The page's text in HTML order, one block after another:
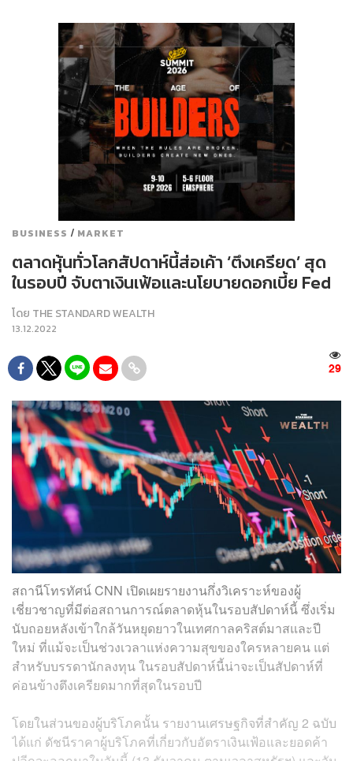
BUSINESS / MARKET
ตลาดหุ้นทั่วโลกสัปดาห์นี้ส่อเค้า ‘ตึงเครียด’ สุด
ในรอบปี จับตาเงินเฟ้อและนโยบายดอกเบี้ย Fed
โดย THE STANDARD WEALTH
13.12.2022
29
สถานีโทรทัศน์ CNN เปิดเผยรายงานกึ่งวิเคราะห์ของผู้
เชี่ยวชาญที่มีต่อสถานการณ์ตลาดหุ้นในรอบสัปดาห์นี้ ซึ่งเริ่ม
นับถอยหลังเข้าใกล้วันหยุดยาวในเทศกาลคริสต์มาสและปี
ใหม่ ที่แม้จะเป็นช่วงเวลาแห่งความสุขของใครหลายคน แต่
สำหรับบรรดานักลงทุน ในรอบสัปดาห์นี้น่าจะเป็นสัปดาห์ที่
ค่อนข้างตึงเครียดมากที่สุดในรอบปี
โดยในส่วนของผู้บริโภคนั้น รายงานเศรษฐกิจที่สำคัญ 2 ฉบับ
ได้แก่ ดัชนีราคาผู้บริโภคที่เกี่ยวกับอัตราเงินเฟ้อและยอดค้า